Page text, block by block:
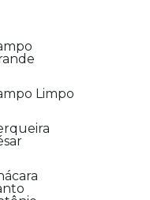
Limpo